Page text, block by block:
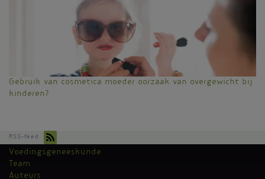
Gebruik van cosmetica moeder oorzaak van overgewicht bij
kinderen?
RSS-feed
Kantoormenu
Voedingsgeneeskunde
Team
Auteurs